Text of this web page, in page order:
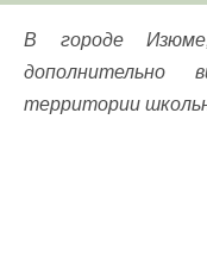
В городе
дополнительно
территории